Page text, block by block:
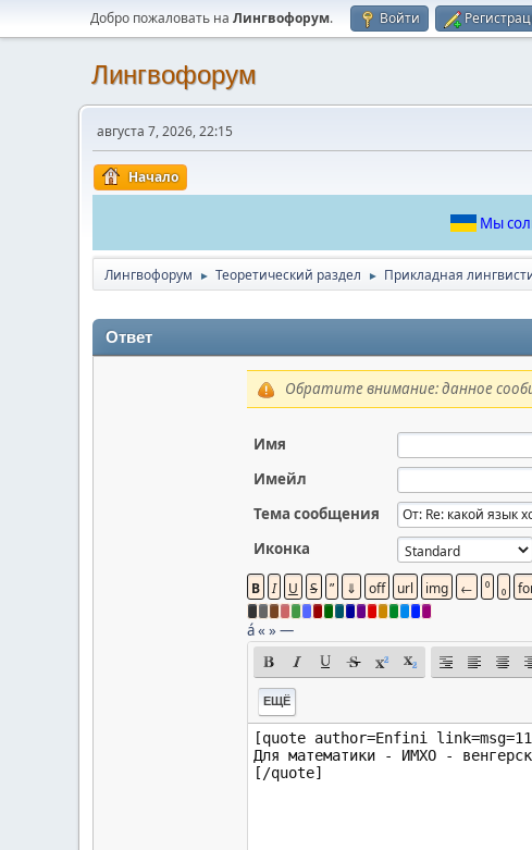
Добро пожаловать на Лингвофорум. Войти
Лингвофорум
августа 7, 2026, 22:15
Начало
Мы
Лингвофорум ► Теоретический раздел ► Прикладная
Ответ
Обратите внимание: данное
Имя
Имейл
Тема сообщения
Иконка
á« »—
ЕЩЁ